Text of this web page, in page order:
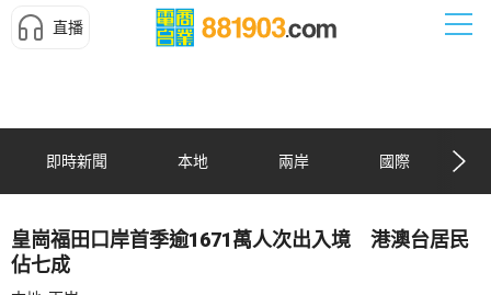
直播
即時新聞 本地 兩岸 國際
皇崗福田口岸首季逾1671萬人次出入境 港澳台居民
佔七成